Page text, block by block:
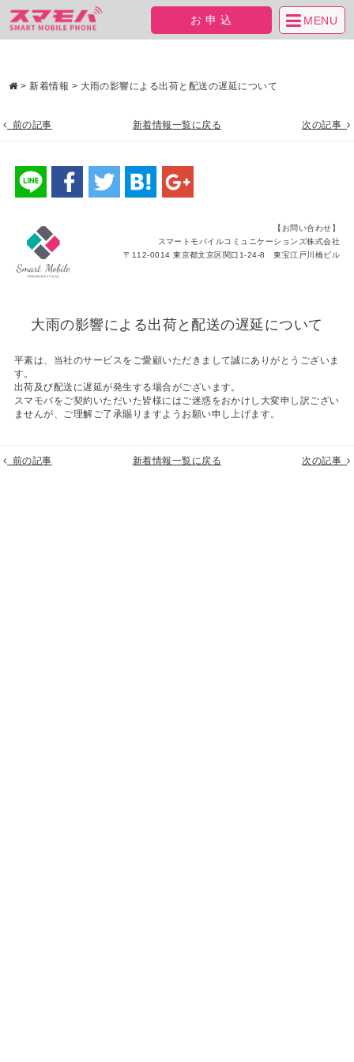
MENU
お申込
>新着情報 > 大雨の影響による出荷と配送の遅延について
前の記事 新着情報一覧に戻る 次の記事
【お問い合わせ】
スマートモバイルコミュニケーションズ株式会社
〒112-0014 東京都文京区関口1-24-8 東宝江戸川橋ビル
大雨の影響による出荷と配送の遅延について
平素は、当社のサービスをご愛顧いただきまして誠にありがとうございま
す。
出荷及び配送に遅延が発生する場合がございます。
スマモバをご契約いただいた皆様にはご迷惑をおかけし大変申し訳ござい
ませんが、ご理解ご了承賜りますようお願い申し上げます。
前の記事 新着情報一覧に戻る 次の記事